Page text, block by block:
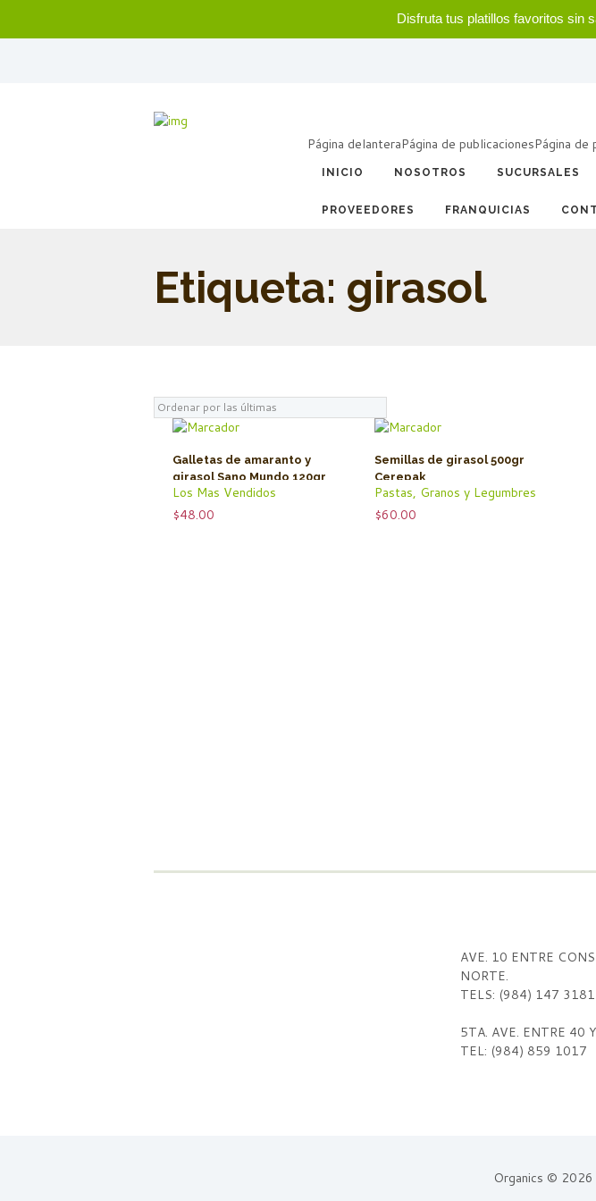
Disfruta tus platillos favoritos sin
Página delanteraPágina de publicacionesPágina de
INICIO NOSOTROS SUCURSALES
PROVEEDORES FRANQUICIAS
Etiqueta: girasol
Galletas de amaranto y
girasol Sano Mundo 120gr
Los Mas Vendidos
$48.00
Semillas de girasol 500gr
Cerepak
Pastas, Granos y Legumbres
$60.00
AVE. 10 ENTRE
NORTE.
TELS: (984) 147
5TA. AVE. ENTRE 40
TEL: (984) 859 1017
Organics © 2026